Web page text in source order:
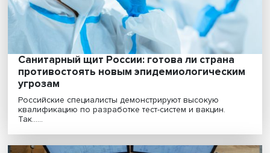
«Следующий этап нашей жизни —
оформление пространства новой
экономической свободы»
В новых геополитических условиях России стоит
руководствоваться своими интересами, рассчитывать
п......